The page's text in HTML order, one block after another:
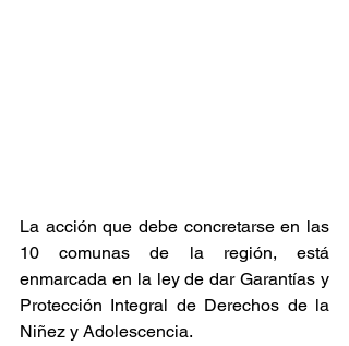
La acción que debe concretarse en las
10 comunas de la región, está
enmarcada en la ley de dar Garantías y
Protección Integral de Derechos de la
Niñez y Adolescencia.